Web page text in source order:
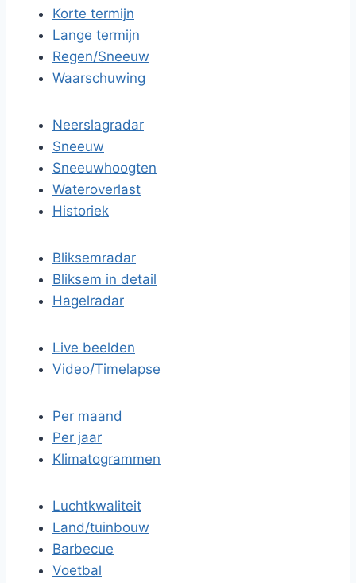
Korte termijn
Lange termijn
Regen/Sneeuw
Waarschuwing
Neerslagradar
Sneeuw
Sneeuwhoogten
Wateroverlast
Historiek
Bliksemradar
Bliksem in detail
Hagelradar
Live beelden
Video/Timelapse
Per maand
Per jaar
Klimatogrammen
Luchtkwaliteit
Land/tuinbouw
Barbecue
Voetbal